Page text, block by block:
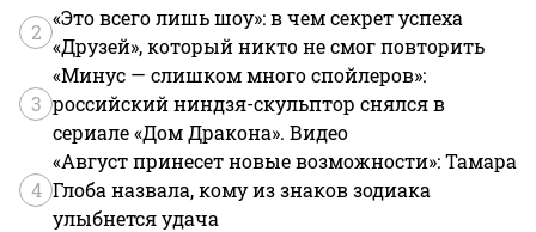
2
«Это всего лишь шоу»: в чем секрет успеха
«Друзей», который никто не смог повторить
3
«Минус — слишком много спойлеров»:
российский ниндзя-скульптор снялся в
сериале «Дом Дракона». Видео
4
«Август принесет новые возможности»: Тамара
Глоба назвала, кому из знаков зодиака
улыбнется удача